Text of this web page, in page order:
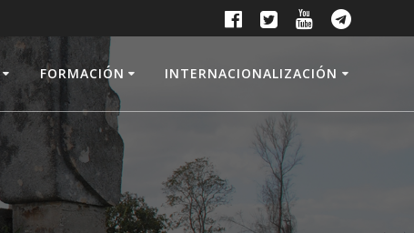
FORMACIÓN INTERNACIONALIZACIÓN